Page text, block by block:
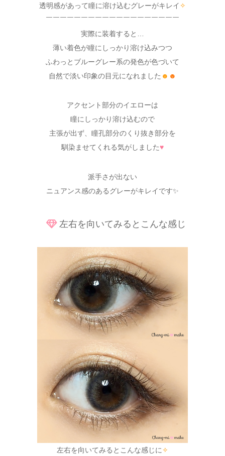
透明感があって瞳に溶け込むグレーがキレイ✧
￣￣￣￣￣￣￣￣￣￣￣￣￣￣￣￣￣￣￣
実際に装着すると…
薄い着色が瞳にしっかり溶け込みつつ
ふわっとブルーグレー系の発色が色づいて
自然で淡い印象の目元になれました ☻ ☻
アクセント部分のイエローは
瞳にしっかり溶け込むので
主張が出ず、瞳孔部分のくり抜き部分を
馴染ませてくれる気がしました♥
派手さが出ない
ニュアンス感のあるグレーがキレイです✨
左右を向いてみるとこんな感じ
左右を向いてみるとこんな感じに✧